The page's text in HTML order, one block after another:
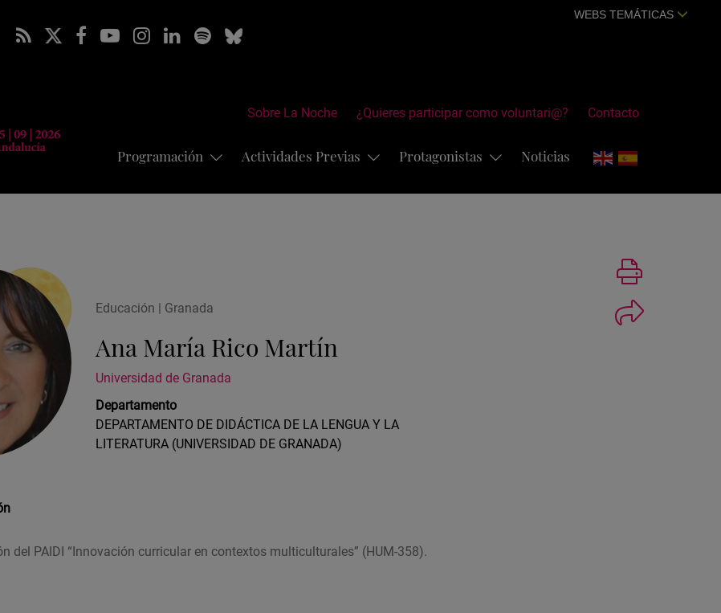
WEBS TEMÁTICAS
Sobre La Noche ¿Quieres participar como voluntari@? Contacto
Programación Actividades Previas Protagonistas Noticias
Educación | Granada
Ana María Rico Martín
Universidad de Granada
Departamento
DEPARTAMENTO DE DIDÁCTICA DE LA LENGUA Y LA
LITERATURA (UNIVERSIDAD DE GRANADA)
del PAIDI “Innovación curricular en contextos multiculturales” (HUM-358).